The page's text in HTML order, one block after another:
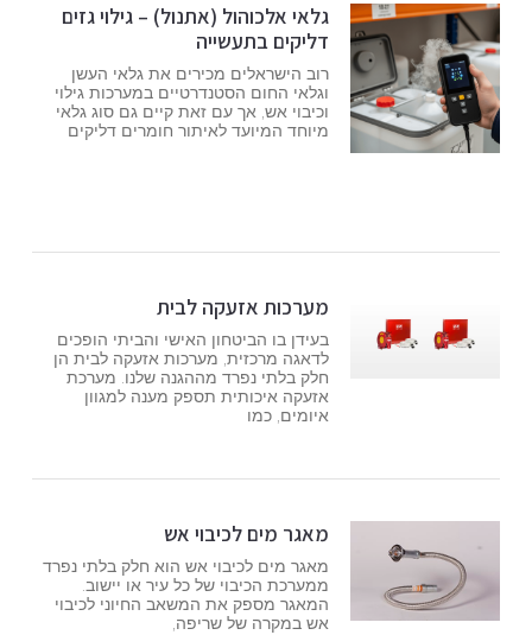
גלאי אלכוהול (אתנול) – גילוי גזים
דליקים בתעשייה
רוב הישראלים מכירים את גלאי העשן
וגלאי החום הסטנדרטיים במערכות גילוי
וכיבוי אש, אך עם זאת קיים גם סוג גלאי
מיוחד המיועד לאיתור חומרים דליקים
מערכות אזעקה לבית
בעידן בו הביטחון האישי והביתי הופכים
לדאגה מרכזית, מערכות אזעקה לבית הן
חלק בלתי נפרד מההגנה שלנו. מערכת
אזעקה איכותית תספק מענה למגוון
איומים, כמו
מאגר מים לכיבוי אש
מאגר מים לכיבוי אש הוא חלק בלתי נפרד
ממערכת הכיבוי של כל עיר או יישוב.
המאגר מספק את המשאב החיוני לכיבוי
אש במקרה של שריפה,